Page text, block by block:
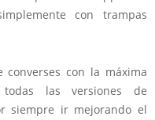
con trampas
con la máxima
todas las versiones de
siempre ir mejorando el